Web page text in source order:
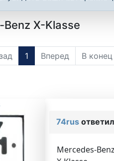
X-Klasse
1 Вперед В конец
74rus
Mercedes-